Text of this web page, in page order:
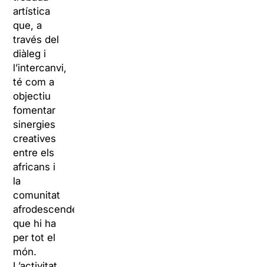
artística
que, a
través del
diàleg i
l’intercanvi,
té com a
objectiu
fomentar
sinergies
creatives
entre els
africans i
la
comunitat
afrodescendent
que hi ha
per tot el
món.